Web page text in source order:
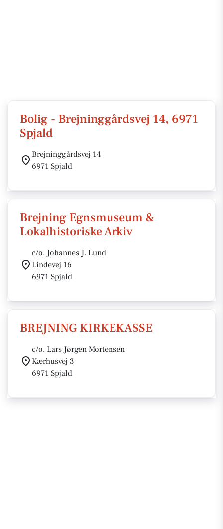
Bolig - Brejninggårdsvej 14, 6971
Spjald
Brejninggårdsvej 14
6971 Spjald
Brejning Egnsmuseum &
Lokalhistoriske Arkiv
c/o. Johannes J. Lund
Lindevej 16
6971 Spjald
BREJNING KIRKEKASSE
c/o. Lars Jørgen Mortensen
Kærhusvej 3
6971 Spjald